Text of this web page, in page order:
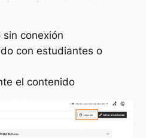
sin conexión
con estudiantes o
el contenido